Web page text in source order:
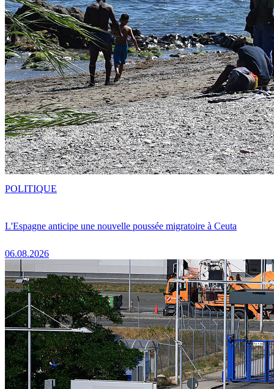
L'Espagne anticipe une nouvelle poussée migratoire à Ceuta
06.08.2026
POLITIQUE